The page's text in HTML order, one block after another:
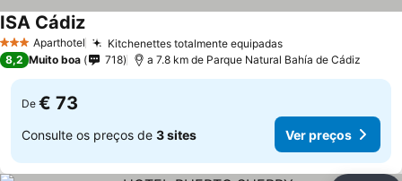
3 EstrelasAparthotel Kitchenettes totalmente equipadas
ISA Cádiz
8,2 Muito boa 718 a 7.8 km de Parque Natural Bahía de Cádiz
De € 73
Consulte os preços de 3 sites Ver preços